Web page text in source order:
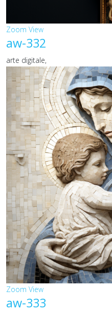
Zoom View
aw-332
arte digitale,
Zoom View
aw-333